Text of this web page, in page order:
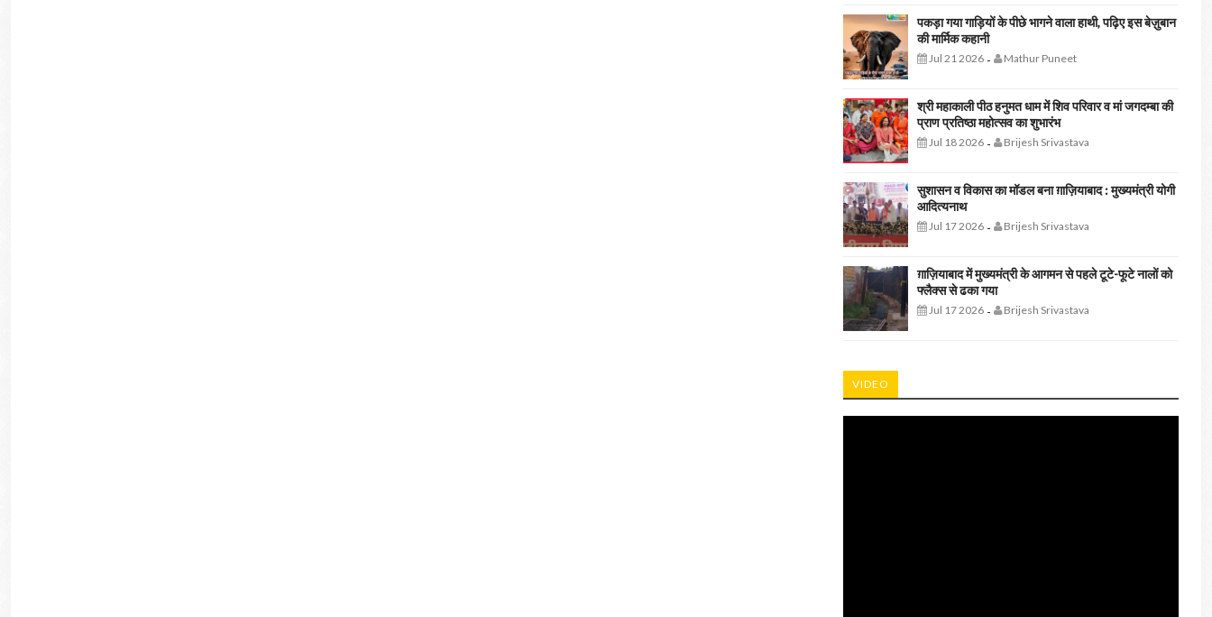
पकड़ा गया गाड़ियों के पीछे भागने वाला हाथी, पढ़िए इस बेज़ुबान
की मार्मिक कहानी
Jul 21 2026- Mathur Puneet
श्री महाकाली पीठ हनुमत धाम में शिव परिवार व मां जगदम्बा की
प्राण प्रतिष्ठा महोत्सव का शुभारंभ
Jul 18 2026- Brijesh Srivastava
सुशासन व विकास का मॉडल बना ग़ाज़ियाबाद : ​मुख्यमंत्री योगी
आदित्यनाथ
Jul 17 2026- Brijesh Srivastava
ग़ाज़ियाबाद में मुख्यमंत्री के आगमन से पहले टूटे-फूटे नालों को
फ्लैक्स से ढका गया
Jul 17 2026- Brijesh Srivastava
VIDEO